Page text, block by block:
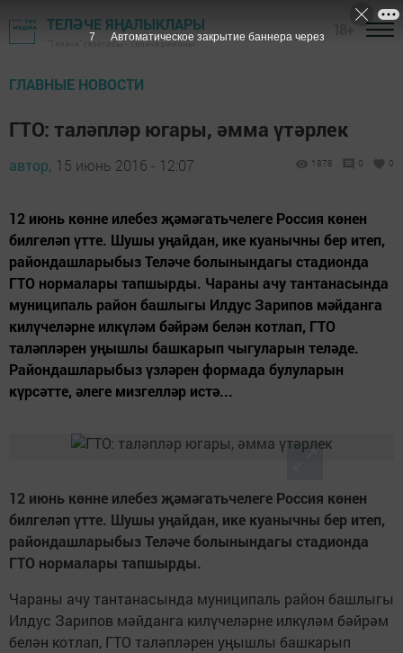
ТЕЛӘЧЕ ЯҢАЛЫКЛАРЫ
"Теләче" газетасы - Теләче районы
ГЛАВНЫЕ НОВОСТИ
ГТО: таләпләр югары, әмма үтәрлек
автор, 15 июнь 2016 - 12:07 1878 0 0
12 июнь көнне илебез җәмәгатьчелеге Россия көнен
билгеләп үтте. Шушы уңайдан, ике куанычны бер итеп,
райондашларыбыз Теләче болынындагы стадионда
ГТО нормалары тапшырды. Чараны ачу тантанасында
муниципаль район башлыгы Илдус Зарипов мәйданга
килүчеләрне илкүләм бәйрәм белән котлап, ГТО
таләпләрен уңышлы башкарып чыгуларын теләде.
Райондашларыбыз үзләрен формада булуларын
күрсәтте, әлеге мизгелләр истә...
12 июнь көнне илебез җәмәгатьчелеге Россия көнен
билгеләп үтте. Шушы уңайдан, ике куанычны бер итеп,
райондашларыбыз Теләче болынындагы стадионда
ГТО нормалары тапшырды.
Чараны ачу тантанасында муниципаль район башлыгы
Илдус Зарипов мәйданга килүчеләрне илкүләм бәйрәм
белән котлап, ГТО таләпләрен уңышлы башкарып
6 Автоматическое закрытие баннера через